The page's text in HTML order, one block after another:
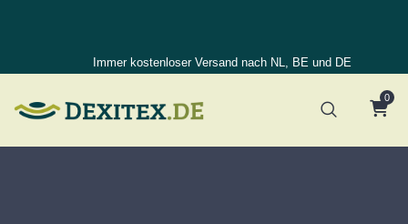
Immer kostenloser Versand nach NL, BE und DE
0